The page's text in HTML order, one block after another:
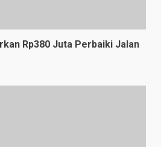
Rp380 Juta Perbaiki Jalan